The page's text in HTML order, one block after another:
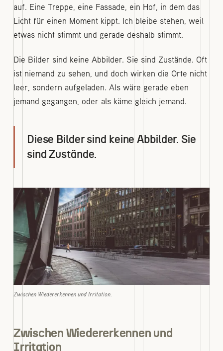
auf. Eine Treppe, eine Fassade, ein Hof, in dem das
Licht für einen Moment kippt. Ich bleibe stehen, weil
etwas nicht stimmt und gerade deshalb stimmt.
Die Bilder sind keine Abbilder. Sie sind Zustände. Oft
ist niemand zu sehen, und doch wirken die Orte nicht
leer, sondern aufgeladen. Als wäre gerade eben
jemand gegangen, oder als käme gleich jemand.
Diese Bilder sind keine Abbilder. Sie
sind Zustände.
Zwischen Wiedererkennen und Irritation.
Zwischen Wiedererkennen und
Irritation